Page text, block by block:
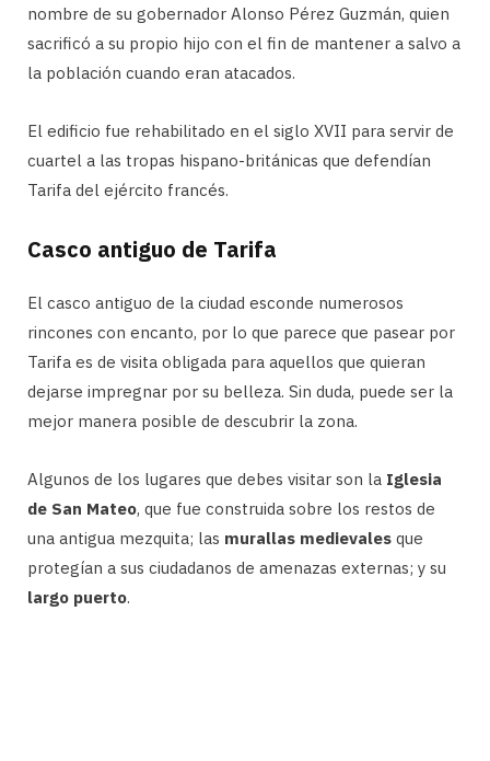
nombre de su gobernador Alonso Pérez Guzmán, quien
sacrificó a su propio hijo con el fin de mantener a salvo a
la población cuando eran atacados.
El edificio fue rehabilitado en el siglo XVII para servir de
cuartel a las tropas hispano-británicas que defendían
Tarifa del ejército francés.
Casco antiguo de Tarifa
El casco antiguo de la ciudad esconde numerosos
rincones con encanto, por lo que parece que pasear por
Tarifa es de visita obligada para aquellos que quieran
dejarse impregnar por su belleza. Sin duda, puede ser la
mejor manera posible de descubrir la zona.
Algunos de los lugares que debes visitar son la Iglesia
de San Mateo, que fue construida sobre los restos de
una antigua mezquita; las murallas medievales que
protegían a sus ciudadanos de amenazas externas; y su
largo puerto.